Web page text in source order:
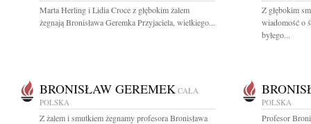
Marta Herling i Lidia Croce z głębokim żalem
żegnają Bronisława Geremka Przyjaciela, wielkiego...
Z głębokim
wiadomość o
byłego...
BRONISŁAW GEREMEK CAŁA
POLSKA
Z żalem i smutkiem żegnamy profesora Bronisława
POLSKA
Profesor